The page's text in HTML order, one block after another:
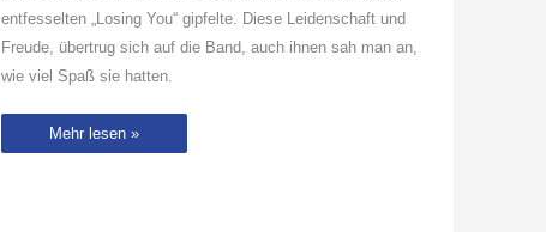
entfesselten „Losing You“ gipfelte. Diese Leidenschaft und
Freude, übertrug sich auf die Band, auch ihnen sah man an,
wie viel Spaß sie hatten.
Mic
Mehr lesen »